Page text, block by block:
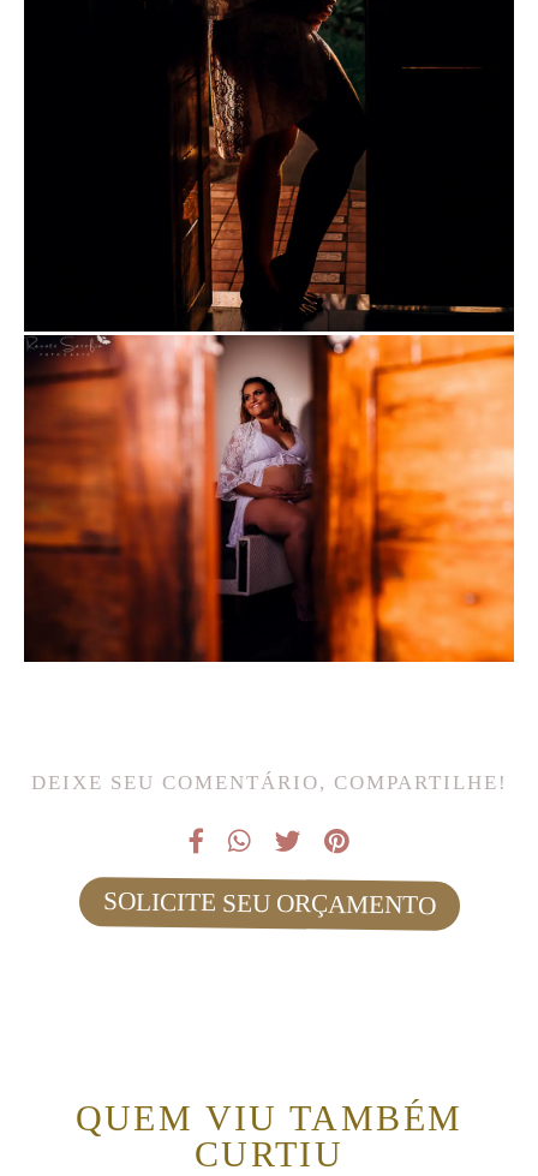
DEIXE SEU COMENTÁRIO, COMPARTILHE!
SOLICITE SEU ORÇAMENTO
QUEM VIU TAMBÉM
CURTIU